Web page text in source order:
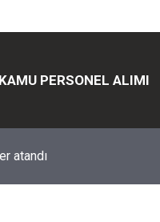
KAMU PERSONEL ALIMI
atandı